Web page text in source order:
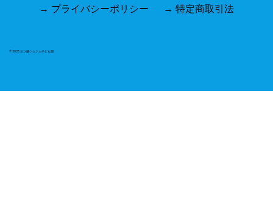
→ プライバシーポリシー
→ 特定商取引法
© 2025 三ツ藤クムクム子ども園